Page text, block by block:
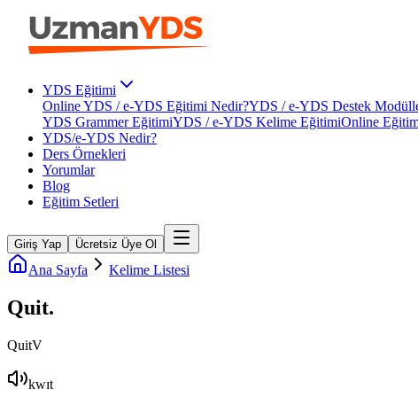
YDS Eğitimi
Online YDS / e-YDS Eğitimi Nedir?YDS / e-YDS Destek
YDS Grammer EğitimiYDS / e-YDS Kelime EğitimiOnline
YDS/e-YDS Nedir?
Ders Örnekleri
Yorumlar
Blog
Eğitim Setleri
Giriş Yap Ücretsiz Üye Ol
Ana Sayfa Kelime Listesi
Quit.
QuitV
kwɪt